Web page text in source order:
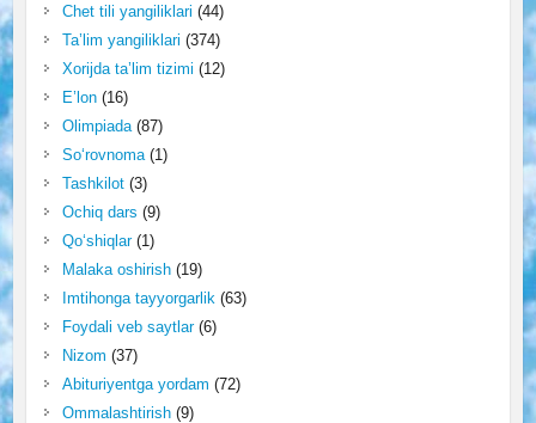
Chet tili yangiliklari (44)
Ta’lim yangiliklari (374)
Xorijda ta’lim tizimi (12)
E’lon(16)
Olimpiada(87)
So‘rovnoma(1)
Tashkilot(3)
Ochiq dars (9)
Qo‘shiqlar(1)
Malaka oshirish(19)
Imtihonga tayyorgarlik (63)
Foydali veb saytlar(6)
Nizom (37)
Abituriyentga yordam (72)
Ommalashtirish(9)